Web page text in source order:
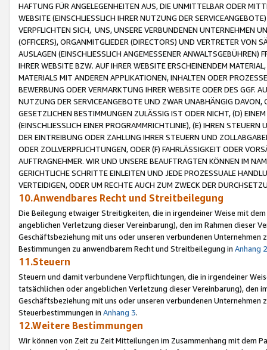
HAFTUNG FÜR ANGELEGENHEITEN AUS, DIE UNMITTELBAR ODER
WEBSITE (EINSCHLIESSLICH IHRER NUTZUNG DER
VERPFLICHTEN SICH, UNS, UNSERE VERBUNDENEN UNTERNEHMEN
(OFFICERS), ORGANMITGLIEDER (DIRECTORS) UND VERTRETER VON
AUSLAGEN (EINSCHLIESSLICH ANGEMESSENER
IHRER WEBSITE BZW. AUF IHRER WEBSITE ERSCHEINENDEM
MATERIALS MIT ANDEREN APPLIKATIONEN, INHALTEN ODER
BEWERBUNG ODER VERMARKTUNG IHRER WEBSITE ODER DES GGF.
NUTZUNG DER SERVICEANGEBOTE UND ZWAR UNABHÄNGIG
GESETZLICHEN BESTIMMUNGEN ZULÄSSIG IST ODER NICHT, (D)
(EINSCHLIESSLICH EINER PROGRAMMRICHTLINIE), (E) IHREN
DER EINTREIBUNG ODER ZAHLUNG IHRER STEUERN UND
ODER ZOLLVERPFLICHTUNGEN, ODER (F) FAHRLÄSSIGKEIT ODER
AUFTRAGNEHMER. WIR UND UNSERE BEAUFTRAGTEN KÖNNEN IM
GERICHTLICHE SCHRITTE EINLEITEN UND JEDE PROZESSUALE
VERTEIDIGEN, ODER UM RECHTE AUCH ZUM ZWECK DER
10.Anwendbares Recht und Streitbeilegung
Die Beilegung etwaiger Streitigkeiten, die in irgendeiner Weise mit
angeblichen Verletzung dieser Vereinbarung), den im Rahmen dieser
Geschäftsbeziehung mit uns oder unseren verbundenen
Bestimmungen zu anwendbarem Recht und Streitbeilegung in Anhang 2
11.Steuern
Steuern und damit verbundene Verpflichtungen, die in irgendeiner
tatsächlichen oder angeblichen Verletzung dieser Vereinbarung), den
Geschäftsbeziehung mit uns oder unseren verbundenen
Steuerbestimmungen in Anhang 3.
12.Weitere Bestimmungen
Wir können von Zeit zu Zeit Mitteilungen im Zusammenhang mit dem